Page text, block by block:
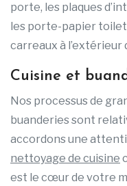
porte, les plaques
les porte-papier
carreaux à l’extérieur
Cuisine et
Nos processus de
buanderies sont
accordons une
nettoyage de cuisine
est le cœur de votre